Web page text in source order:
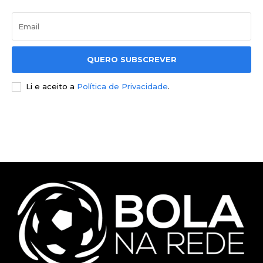
QUERO SUBSCREVER
Li e aceito a Política de Privacidade.